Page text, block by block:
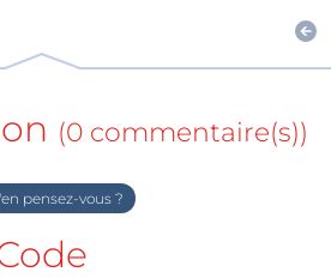
(0 commentaire(s))
pensez-vous ?